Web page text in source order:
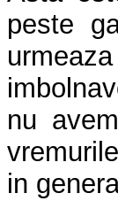
peste
nu
in